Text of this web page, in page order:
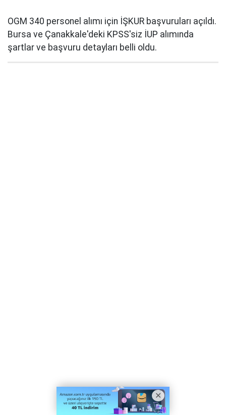
OGM 340 personel alımı için İŞKUR başvuruları açıldı.
Bursa ve Çanakkale'deki KPSS'siz İUP alımında
şartlar ve başvuru detayları belli oldu.